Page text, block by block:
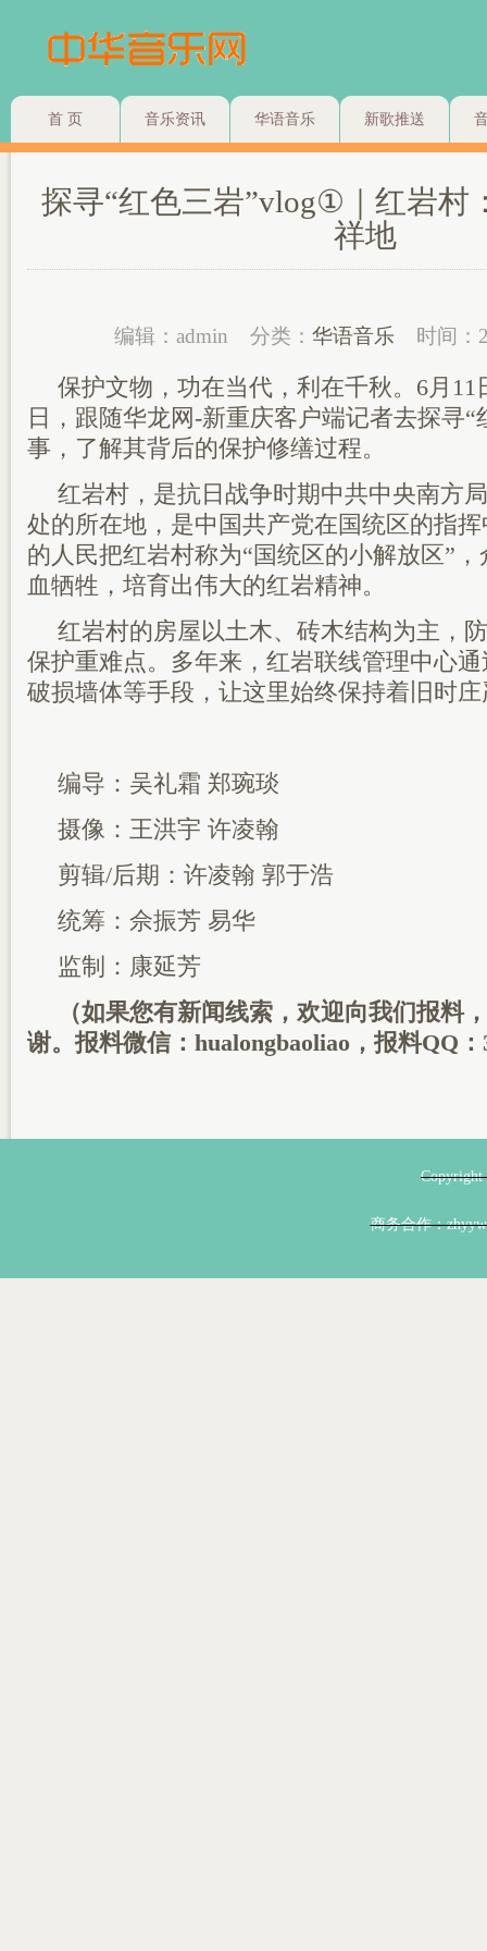
首 页 音乐资讯 华语音乐 新歌推送
探寻“红色三岩”vlog①｜红岩村
祥地
编辑：admin 分类： 华语音乐 时间：
保护文物，功在当代，利在千秋。6月11
日，跟随华龙网-新重庆客户端记者去探寻“
事，了解其背后的保护修缮过程。
红岩村，是抗日战争时期中共中央南方
处的所在地，是中国共产党在国统区的指
的人民把红岩村称为“国统区的小解放区”
血牺牲，培育出伟大的红岩精神。
红岩村的房屋以土木、砖木结构为主，
保护重难点。多年来，红岩联线管理中心
破损墙体等手段，让这里始终保持着旧时
编导：吴礼霜 郑琬琰
摄像：王洪宇 许凌翰
剪辑/后期：许凌翰 郭于浩
统筹：佘振芳 易华
监制：康延芳
（如果您有新闻线索，欢迎向我们报料
谢。报料微信：hualongbaoliao，报料QQ：
商务合作：